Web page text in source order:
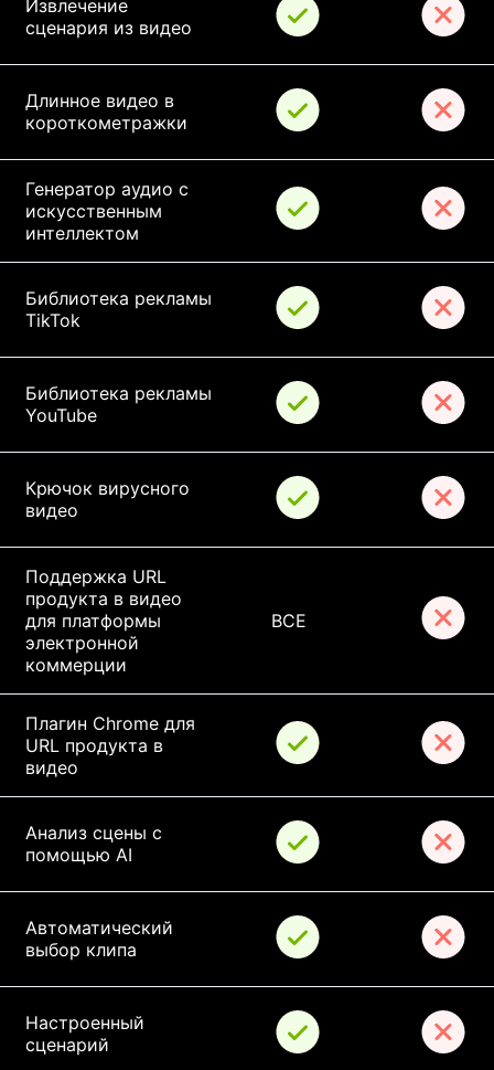
Извлечение
сценария из видео
Длинное видео в
короткометражки
Генератор аудио с
искусственным
интеллектом
Библиотека рекламы
TikTok
Библиотека рекламы
YouTube
Крючок вирусного
видео
Поддержка URL
продукта в видео
для платформы
электронной
коммерции
ВСЕ
Плагин Chrome для
URL продукта в
видео
Анализ сцены с
помощью AI
Автоматический
выбор клипа
Настроенный
сценарий